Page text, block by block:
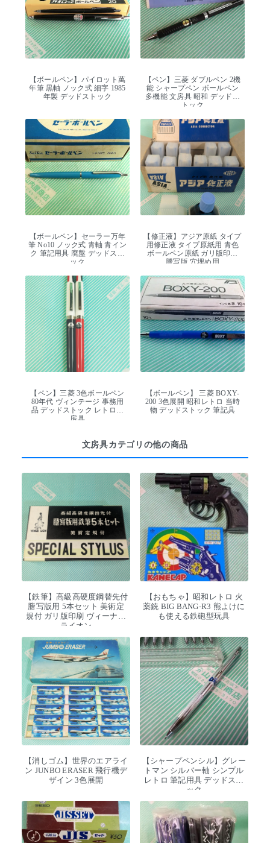
【ボールペン】パイロット萬
年筆 黒軸 ノック式 細字 1985
年製 デッドストック
【ペン】三菱 ダブルペン 2機
能 シャープペン ボールペン
多機能 文房具 昭和 デッドス
トック
【ボールペン】セーラー万年
筆 No10 ノック式 青軸 青イン
ク 筆記用具 廃盤 デッドスト
ック
【修正液】アジア原紙 タイプ
用修正液 タイプ原紙用 青色
ボールペン原紙 ガリ版印刷
謄写版 穴埋め用
【ペン】三菱 3色ボールペン
80年代 ヴィンテージ 事務用
品 デッドストック レトロ文
房具
【ボールペン】 三菱 BOXY-
200 3色展開 昭和レトロ 当時
物 デッドストック 筆記具
文房具カテゴリの他の商品
【鉄筆】高級高硬度鋼替先付
謄写版用 5本セット 美術定
規付 ガリ版印刷 ヴィーナス
ライオン
【おもちゃ】昭和レトロ 火
薬銃 BIG BANG-R3 熊よけに
も使える鉄砲型玩具
【消しゴム】世界のエアライ
ン JUNBO ERASER 飛行機デ
ザイン 3色展開
【シャープペンシル】グレー
トマン シルバー軸 シンプル
レトロ 筆記用具 デッドスト
ック